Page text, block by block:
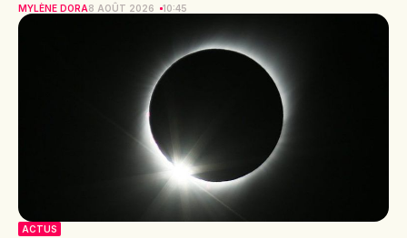
MYLÈNE DORA8 AOÛT 2026 10:45
ACTUS